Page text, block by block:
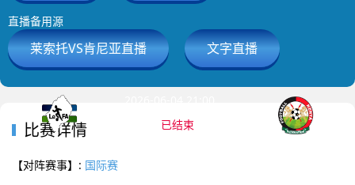
已结束
直播备用源
莱索托VS肯尼亚直播 文字直播
比赛详情
【对阵赛事】: 国际赛